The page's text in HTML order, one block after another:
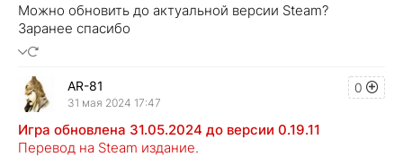
Можно обновить до актуальной версии Steam?
Заранее спасибо
0
AR-81
31 мая 2024 17:47
Игра обновлена 31.05.2024 до версии 0.19.11
Перевод на Steam издание.